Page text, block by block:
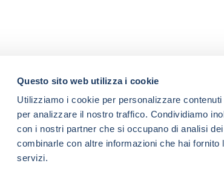
Questo sito web utilizza i cookie
Utilizziamo i cookie per personalizzare
per analizzare il nostro traffico. Condividiamo
con i nostri partner che si occupano di analisi
combinarle con altre informazioni che hai
servizi.